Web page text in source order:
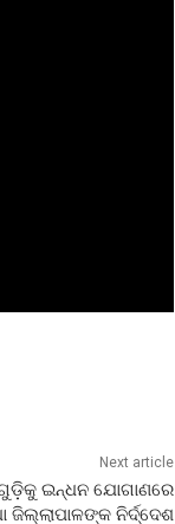
Next article
ଇନ୍ଧନ ଯୋଗାଣରେ
ଜିଲ୍ଲାପାଳଙ୍କ ନିର୍ଦ୍ଦେଶ